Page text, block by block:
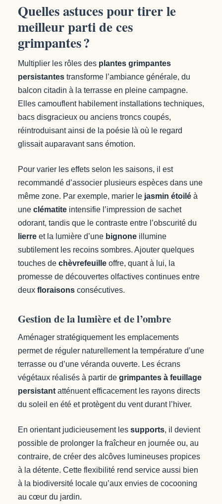
Quelles astuces pour tirer le
meilleur parti de ces
grimpantes ?
Multiplier les rôles des plantes grimpantes
persistantes transforme l’ambiance générale, du
balcon citadin à la terrasse en pleine campagne.
Elles camouflent habilement installations techniques,
bacs disgracieux ou anciens troncs coupés,
réintroduisant ainsi de la poésie là où le regard
glissait auparavant sans émotion.
Pour varier les effets selon les saisons, il est
recommandé d’associer plusieurs espèces dans une
même zone. Par exemple, marier le jasmin étoilé à
une clématite intensifie l’impression de sachet
odorant, tandis que le contraste entre l’obscurité du
lierre et la lumière d’une bignone illumine
subtilement les recoins sombres. Ajouter quelques
touches de chèvrefeuille offre, quant à lui, la
promesse de découvertes olfactives continues entre
deux floraisons consécutives.
Gestion de la lumière et de l’ombre
Aménager stratégiquement les emplacements
permet de réguler naturellement la température d’une
terrasse ou d’une véranda ouverte. Les écrans
végétaux réalisés à partir de grimpantes à feuillage
persistant atténuent efficacement les rayons directs
du soleil en été et protègent du vent durant l’hiver.
En orientant judicieusement les supports, il devient
possible de prolonger la fraîcheur en journée ou, au
contraire, de créer des alcôves lumineuses propices
à la détente. Cette flexibilité rend service aussi bien
à la biodiversité locale qu’aux envies de cocooning
au cœur du jardin.